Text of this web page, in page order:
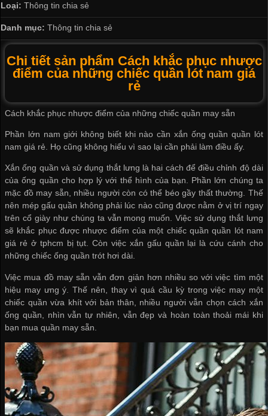
Loại: Thông tin chia sẻ
Danh mục: Thông tin chia sẻ
Chi tiết sản phẩm Cách khắc phục nhược
điểm của những chiếc quần lót nam giá
rẻ
Cách khắc phục nhược điểm của những chiếc quần may sẵn
Phần lớn nam giới không biết khi nào cần xắn ống quầnquần lót
nam giá rẻ . Họ cũng không hiểu vì sao lại cần phải làm điều ấy.
Xắn ống quần và sử dụng thắt lưng là hai cách để điều chỉnh độ dài
của ống quần cho hợp lý với thể hình của bạn. Phần lớn chúng ta
mặc đồ may sẵn, nhiều người còn có thể béo gầy thất thường. Thế
nên mép gấu quần không phải lúc nào cũng được nằm ở vị trí ngay
trên cổ giày như chúng ta vẫn mong muốn. Việc sử dụng thắt lưng
sẽ khắc phục được nhược điểm của một chiếc quầnquần lót nam
giá rẻ ở tphcm bị tụt. Còn việc xắn gấu quần lại là cứu cánh cho
những chiếc ống quần trót hơi dài.
Việc mua đồ may sẵn vẫn đơn giản hơn nhiều so với việc tìm một
hiệu may ưng ý. Thế nên, thay vì quá cầu kỳ trong việc may một
chiếc quần vừa khít với bản thân, nhiều người vẫn chọn cách xắn
ống quần, nhìn vẫn tự nhiên, vẫn đẹp và hoàn toàn thoải mái khi
bạn mua quần may sẵn.